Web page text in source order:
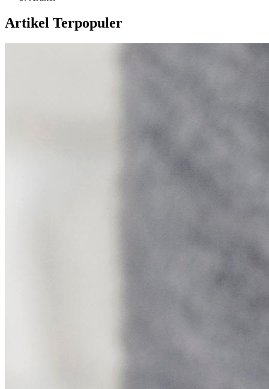
Artikel Terpopuler